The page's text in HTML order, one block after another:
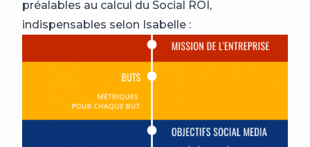
préalables au calcul du Social ROI,
indispensables selon Isabelle :